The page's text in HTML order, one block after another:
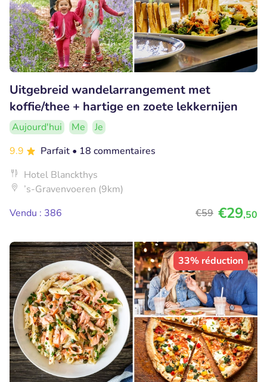
Uitgebreid wandelarrangement met
koffie/thee + hartige en zoete lekkernijen
Aujourd'hui Me
Je
9.9
Parfait • 18 commentaires
Hotel Blanckthys
’s-Gravenvoeren (9km)
Vendu : 386
€59 €29,50
33% réduction